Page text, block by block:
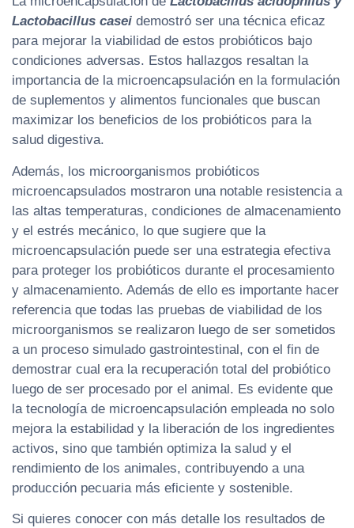
Lactobacillus casei demostró ser una técnica eficaz
para mejorar la viabilidad de estos probióticos bajo
condiciones adversas. Estos hallazgos resaltan la
importancia de la microencapsulación en la formulación
de suplementos y alimentos funcionales que buscan
maximizar los beneficios de los probióticos para la
salud digestiva.
Además, los microorganismos probióticos
microencapsulados mostraron una notable resistencia a
las altas temperaturas, condiciones de almacenamiento
y el estrés mecánico, lo que sugiere que la
microencapsulación puede ser una estrategia efectiva
para proteger los probióticos durante el procesamiento
y almacenamiento. Además de ello es importante hacer
referencia que todas las pruebas de viabilidad de los
microorganismos se realizaron luego de ser sometidos
a un proceso simulado gastrointestinal, con el fin de
demostrar cual era la recuperación total del probiótico
luego de ser procesado por el animal. Es evidente que
la tecnología de microencapsulación empleada no solo
mejora la estabilidad y la liberación de los ingredientes
activos, sino que también optimiza la salud y el
rendimiento de los animales, contribuyendo a una
producción pecuaria más eficiente y sostenible.
Si quieres conocer con más detalle los resultados de